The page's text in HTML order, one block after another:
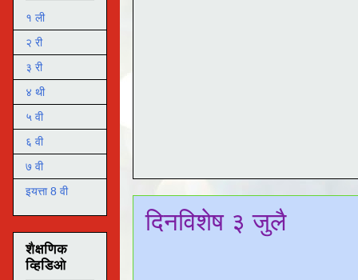
दिनविशेष ३ जुलै
१ ली
२ री
३ री
४ थी
५ वी
६ वी
७ वी
इयत्ता 8 वी
शैक्षणिक
व्हिडिओ